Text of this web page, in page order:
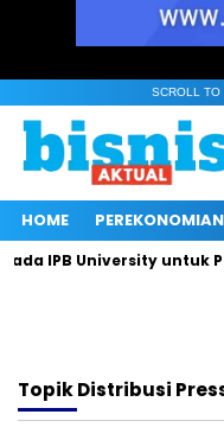
SCROLL TO
HOME PEREKONOMIAN
IPB University untuk
TopikDistribusi